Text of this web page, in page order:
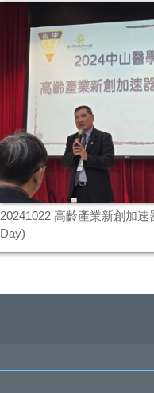
20241022 高齡產業新創加
Day)